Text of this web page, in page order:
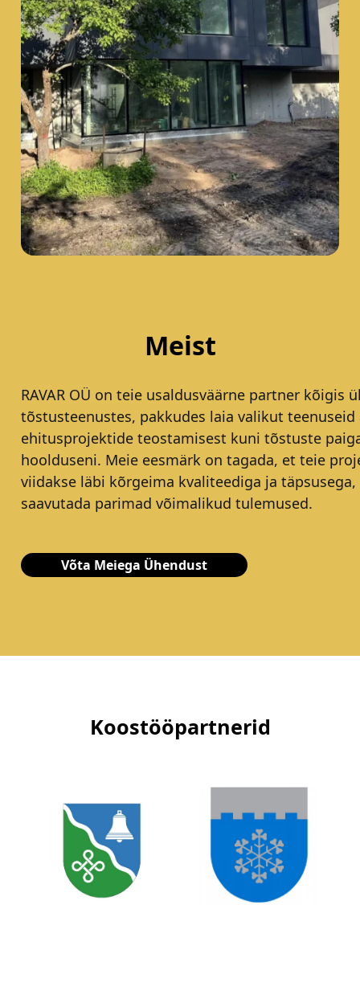
Meist
RAVAR OÜ on teie usaldusväärne partner kõigis
tõstusteenustes, pakkudes laia valikut teenuseid
ehitusprojektide teostamisest kuni tõstuste
hoolduseni. Meie eesmärk on tagada, et teie
viidakse läbi kõrgeima kvaliteediga ja täpsusega,
saavutada parimad võimalikud tulemused.
Võta Meiega Ühendust
Koostööpartnerid